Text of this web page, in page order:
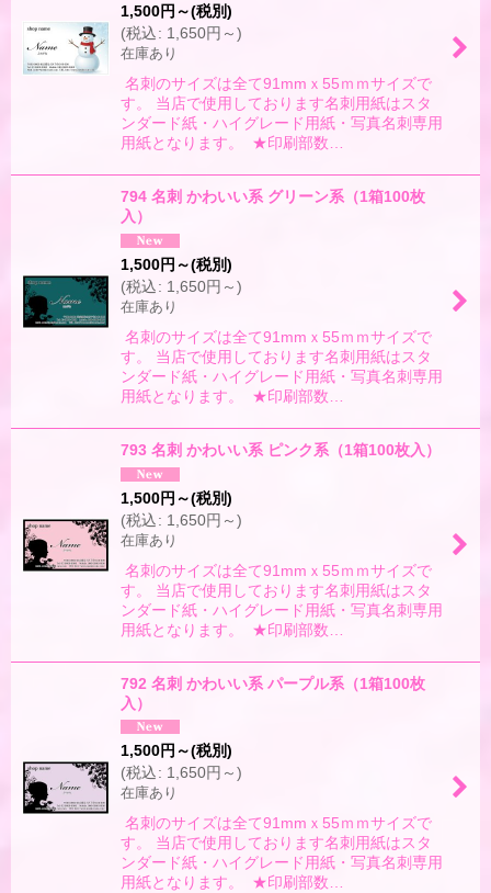
1,500円 ～(税別)
(税込: 1,650円 ～)
在庫あり
名刺のサイズは全て91mmｘ55ｍｍサイズで
す。 当店で使用しております名刺用紙はスタ
ンダード紙・ハイグレード用紙・写真名刺専用
用紙となります。 ★印刷部数…
794 名刺 かわいい系 グリーン系（1箱100枚
入）
1,500円 ～(税別)
(税込: 1,650円 ～)
在庫あり
名刺のサイズは全て91mmｘ55ｍｍサイズで
す。 当店で使用しております名刺用紙はスタ
ンダード紙・ハイグレード用紙・写真名刺専用
用紙となります。 ★印刷部数…
793 名刺 かわいい系 ピンク系（1箱100枚入）
1,500円 ～(税別)
(税込: 1,650円 ～)
在庫あり
名刺のサイズは全て91mmｘ55ｍｍサイズで
す。 当店で使用しております名刺用紙はスタ
ンダード紙・ハイグレード用紙・写真名刺専用
用紙となります。 ★印刷部数…
792 名刺 かわいい系 パープル系（1箱100枚
入）
1,500円 ～(税別)
(税込: 1,650円 ～)
在庫あり
名刺のサイズは全て91mmｘ55ｍｍサイズで
す。 当店で使用しております名刺用紙はスタ
ンダード紙・ハイグレード用紙・写真名刺専用
用紙となります。 ★印刷部数…